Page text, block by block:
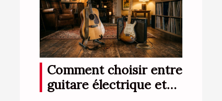
Comment choisir entre
guitare électrique et